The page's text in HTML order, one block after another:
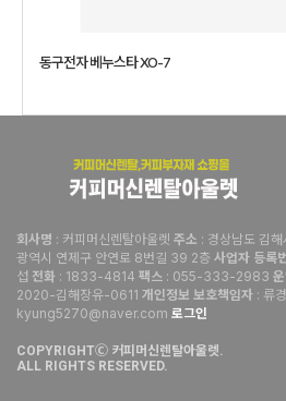
동구전자 베누스타 XO-7
회사명 : 커피머신렌탈아울렛 주소 : 경상남도 김
광역시 연제구 안연로 8번길 39 2층 사업자 등록
섭 전화 : 1833-4814 팩스 : 055-333-2983
2020-김해장유-0611 개인정보 보호책임자 : 류
kyung5270@naver.com 로그인
COPYRIGHTⒸ 커피머신렌탈아울렛.
ALL RIGHTS RESERVED.